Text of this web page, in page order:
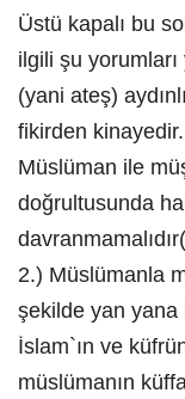
Üstü kapalı bu
ilgili şu
(yani ateş)
fikirden
Müslüman ile
doğrultusunda
2.) Müslümanla
şekilde yan yana
İslam`ın ve
müslümanın